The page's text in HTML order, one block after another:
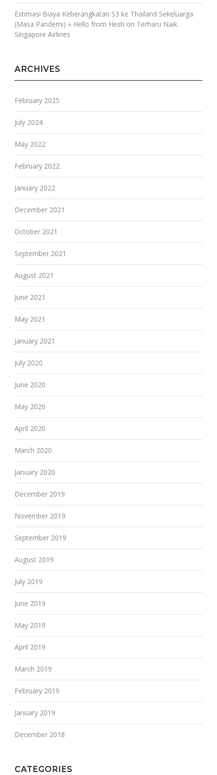
Estimasi Biaya Keberangkatan S3 ke Thailand Sekeluarga
(Masa Pandemi) » Hello from Hesti on Terharu Naik
Singapore Airlines
ARCHIVES
February 2025
July 2024
May 2022
February 2022
January 2022
December 2021
October 2021
September 2021
August 2021
June 2021
May 2021
January 2021
July 2020
June 2020
May 2020
April 2020
March 2020
January 2020
December 2019
November 2019
September 2019
August 2019
July 2019
June 2019
May 2019
April 2019
March 2019
February 2019
January 2019
December 2018
CATEGORIES